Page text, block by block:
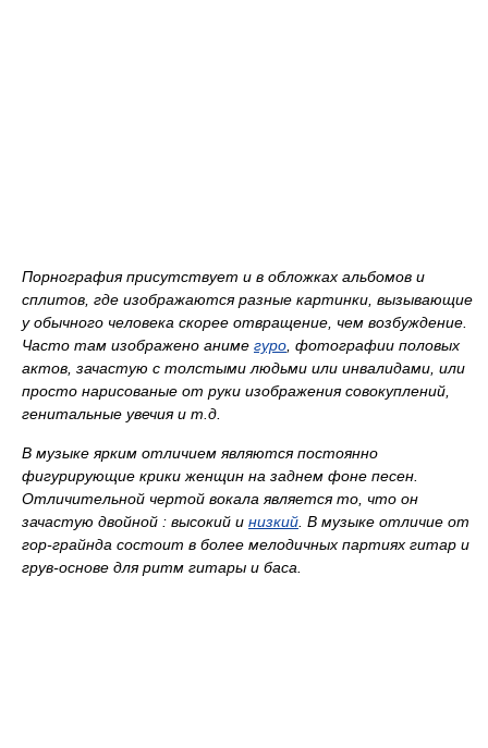
Порнография присутствует и в обложках альбомов и
сплитов, где изображаются разные картинки, вызывающие
у обычного человека скорее отвращение, чем возбуждение.
Часто там изображено аниме гуро , фотографии половых
актов, зачастую с толстыми людьми или инвалидами, или
просто нарисованые от руки изображения совокуплений,
генитальные увечия и т.д.
В музыке ярким отличием являются постоянно
фигурирующие крики женщин на заднем фоне песен.
Отличительной чертой вокала является то, что он
зачастую двойной : высокий и низкий . В музыке отличие от
гор-грайнда состоит в более мелодичных партиях гитар и
грув-основе для ритм гитары и баса.